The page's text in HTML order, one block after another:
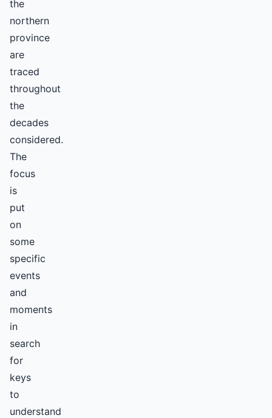
the
northern
province
are
traced
throughout
the
decades
considered.
The
focus
is
put
on
some
specific
events
and
moments
in
search
for
keys
to
understand